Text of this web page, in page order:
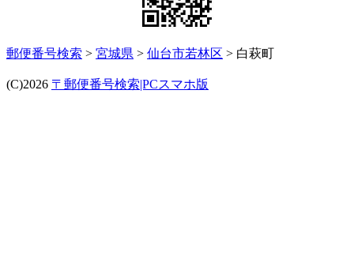
郵便番号検索 > 宮城県 > 仙台市若林区 > 白萩町
(C)2026 〒郵便番号検索|PCスマホ版